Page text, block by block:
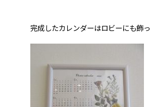
完成したカレンダーはロビーにも飾